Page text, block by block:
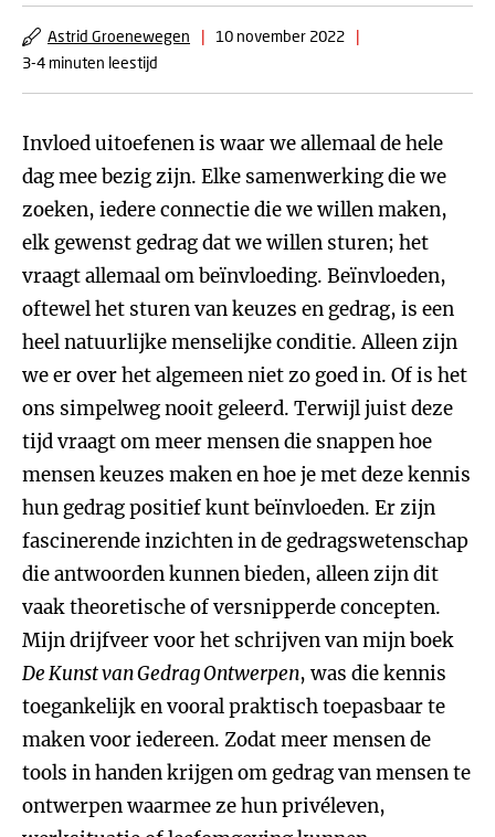
Astrid Groenewegen | 10 november 2022
|
3-4 minuten leestijd
Invloed uitoefenen is waar we allemaal de hele
dag mee bezig zijn. Elke samenwerking die we
zoeken, iedere connectie die we willen maken,
elk gewenst gedrag dat we willen sturen; het
vraagt allemaal om beïnvloeding. Beïnvloeden,
oftewel het sturen van keuzes en gedrag, is een
heel natuurlijke menselijke conditie. Alleen zijn
we er over het algemeen niet zo goed in. Of is het
ons simpelweg nooit geleerd. Terwijl juist deze
tijd vraagt om meer mensen die snappen hoe
mensen keuzes maken en hoe je met deze kennis
hun gedrag positief kunt beïnvloeden. Er zijn
fascinerende inzichten in de gedragswetenschap
die antwoorden kunnen bieden, alleen zijn dit
vaak theoretische of versnipperde concepten.
Mijn drijfveer voor het schrijven van mijn boek
De Kunst van Gedrag Ontwerpen, was die kennis
toegankelijk en vooral praktisch toepasbaar te
maken voor iedereen. Zodat meer mensen de
tools in handen krijgen om gedrag van mensen te
ontwerpen waarmee ze hun privéleven,